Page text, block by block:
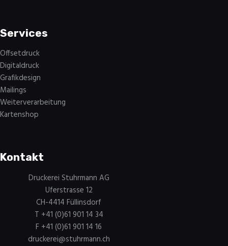
Services
Offsetdruck
Digitaldruck
Grafikdesign
Mailings
Weiterverarbeitung
Kartenshop
Kontakt
Druckerei Stuhrmann AG
Uferstrasse 12
CH-4414 Füllinsdorf
T +41 (0)61 901 14 34
F +41 (0)61 901 14 16
druckerei@stuhrmann.ch